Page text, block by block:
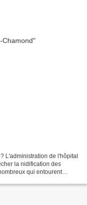
L'administration de l'hôpital
la nidification des
qui entourent